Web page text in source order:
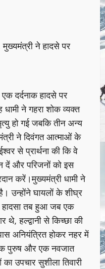
ने हादसे पर
एक दर्दनाक हादसे पर
ने गहरा शोक व्यक्त
हो गई जबकि तीन अन्य
ने दिवंगत आत्माओं के
से प्रार्थना की कि वे
दें और परिजनों को इस
करें।मुख्यमंत्री धामी ने
उन्होंने घायलों के शीघ्र
हादसा तब हुआ जब एक
थे, हल्द्वानी से किच्छा की
अनियंत्रित होकर नहर में
पुरुष और एक नवजात
उपचार सुशीला तिवारी